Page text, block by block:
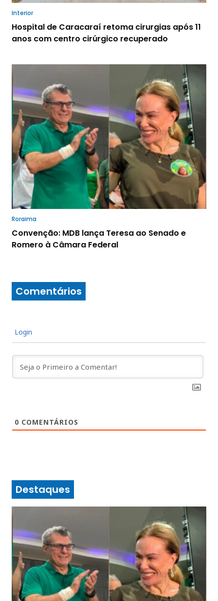
Interior
Hospital de Caracaraí retoma cirurgias após 11
anos com centro cirúrgico recuperado
Roraima
Convenção: MDB lança Teresa ao Senado e
Romero à Câmara Federal
Comentários
Login
0 COMENTÁRIOS
Destaques